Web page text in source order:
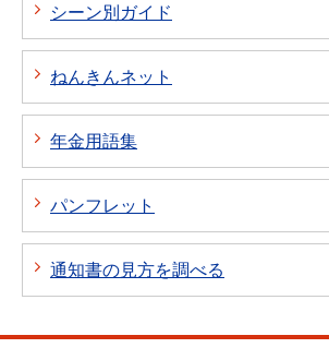
シーン別ガイド
ねんきんネット
年金用語集
パンフレット
通知書の見方を調べる